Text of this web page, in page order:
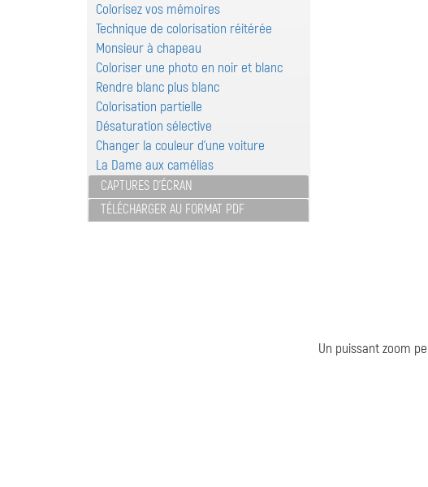
Colorisez vos mémoires
Technique de colorisation réitérée
Monsieur à chapeau
Coloriser une photo en noir et blanc
Rendre blanc plus blanc
Colorisation partielle
Désaturation sélective
Changer la couleur d'une voiture
La Dame aux camélias
CAPTURES D'ÉCRAN
TÉLÉCHARGER AU FORMAT PDF
Un puissant zoom